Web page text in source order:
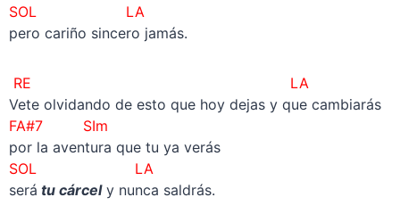
SOL LA
pero cariño sincero jamás.
RE LA
Vete olvidando de esto que hoy dejas y que cambiarás
FA#7 SIm
por la aventura que tu ya verás
SOL LA
será tu cárcely nunca saldrás.